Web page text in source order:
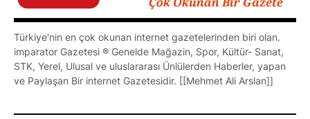
Türkiye'nin en çok okunan internet gazetelerinden biri olan.
imparator Gazetesi ® Genelde Mağazin, Spor, Kültür- Sanat,
STK, Yerel, Ulusal ve uluslararası Ünlülerden Haberler, yapan
ve Paylaşan Bir internet Gazetesidir. [[Mehmet Ali Arslan]]